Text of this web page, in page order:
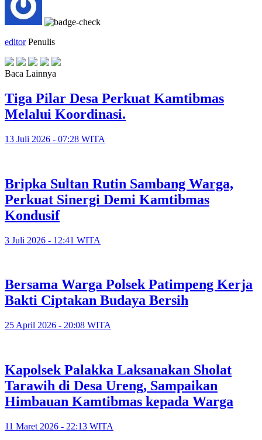
editor Penulis
Baca Lainnya
Tiga Pilar Desa Perkuat Kamtibmas
Melalui Koordinasi.
13 Juli 2026 - 07:28 WITA
Bripka Sultan Rutin Sambang Warga,
Perkuat Sinergi Demi Kamtibmas
Kondusif
3 Juli 2026 - 12:41 WITA
Bersama Warga Polsek Patimpeng Kerja
Bakti Ciptakan Budaya Bersih
25 April 2026 - 20:08 WITA
‎Kapolsek Palakka Laksanakan Sholat
Tarawih di Desa Ureng, Sampaikan
Himbauan Kamtibmas kepada Warga
11 Maret 2026 - 22:13 WITA